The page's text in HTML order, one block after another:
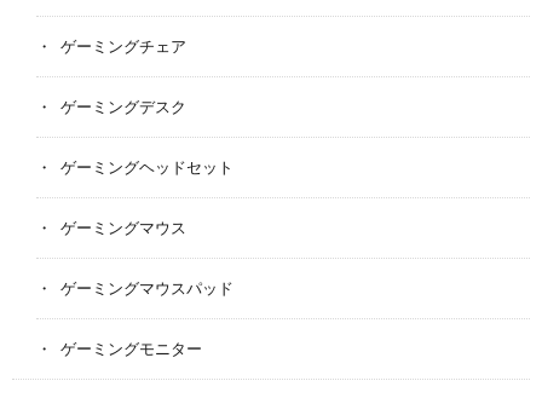
ゲーミングチェア
ゲーミングデスク
ゲーミングヘッドセット
ゲーミングマウス
ゲーミングマウスパッド
ゲーミングモニター